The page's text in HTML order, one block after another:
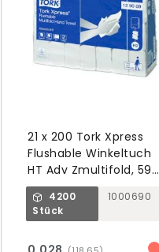
21 x 200 Tork Xpress
Flushable Winkeltuch
HT Adv Zmultifold, 595
x 390 x 212 mm weiß
2-lagig
4200
Stück
1000690